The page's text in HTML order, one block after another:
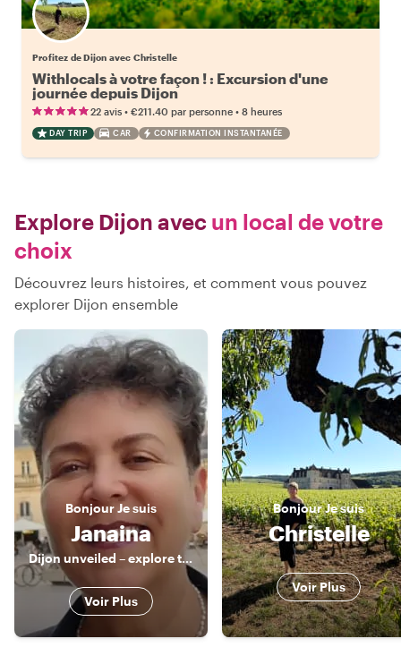
Profitez de Dijon avec Christelle
Withlocals à votre façon ! : Excursion d'une
journée depuis Dijon
22 avis • €211.40 par personne • 8 heures
DAY TRIP CAR CONFIRMATION INSTANTANÉE
Explore Dijon avec un local de votre
choix
Découvrez leurs histoires, et comment vous pouvez
explorer Dijon ensemble
BonjourJe suis
Janaina
Dijon unveiled – explore the city with a passionate guide
Voir Plus
BonjourJe suis
Christelle
Voir Plus